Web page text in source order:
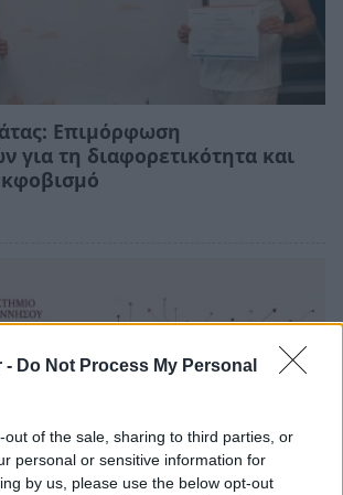
- Do Not Process My Personal
out of the sale, sharing to third parties, or
personal or sensitive information for
by us, please use the below opt-out
Επιμόρφωση
για τη διαφορετικότητα και